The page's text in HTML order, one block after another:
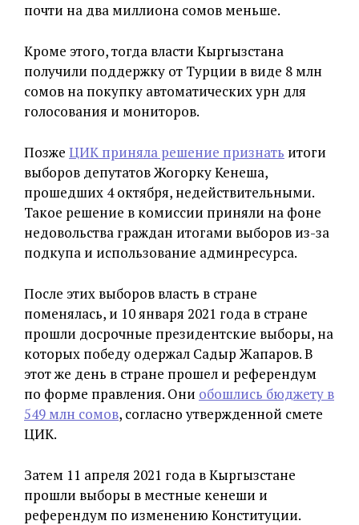
почти на два миллиона сомов меньше.
Кроме этого, тогда власти Кыргызстана
получили поддержку от Турции в виде 8 млн
сомов на покупку автоматических урн для
голосования и мониторов.
Позже ЦИК приняла решение признать итоги
выборов депутатов Жогорку Кенеша,
прошедших 4 октября, недействительными.
Такое решение в комиссии приняли на фоне
недовольства граждан итогами выборов из-за
подкупа и использование админресурса.
После этих выборов власть в стране
поменялась, и 10 января 2021 года в стране
прошли досрочные президентские выборы, на
которых победу одержал Садыр Жапаров. В
этот же день в стране прошел и референдум
по форме правления. Они обошлись бюджету в
549 млн сомов, согласно утвержденной смете
ЦИК.
Затем 11 апреля 2021 года в Кыргызстане
прошли выборы в местные кенеши и
референдум по изменению Конституции.